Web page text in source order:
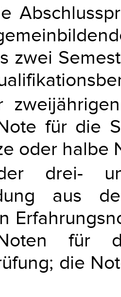
zwei
für die
oder halbe
drei-
aus
für
die